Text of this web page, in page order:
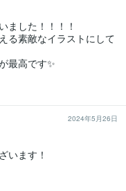
ました！！！！
る素敵なイラストにして
最高です✨
2024年5月26日
います！